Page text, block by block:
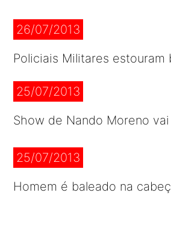
26/07/2013
Policiais Militares estouram
25/07/2013
Show de Nando Moreno
25/07/2013
Homem é baleado na